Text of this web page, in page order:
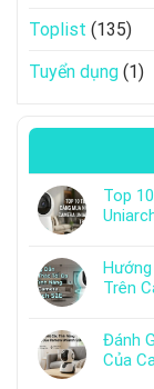
Toplist (135)
Tuyển dụng (1)
Top
Trên
Đánh
Của